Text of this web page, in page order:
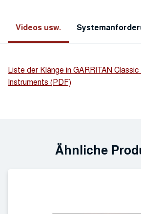
Videos usw.
Liste der Klänge in GARRITAN
Instruments (PDF)
Ähnliche